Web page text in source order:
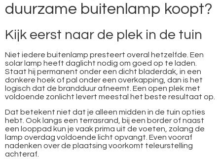
duurzame buitenlamp koopt?
Kijk eerst naar de plek in de tuin
Niet iedere buitenlamp presteert overal hetzelfde. Een
solar lamp heeft daglicht nodig om goed op te laden.
Staat hij permanent onder een dicht bladerdak, in een
donkere hoek of pal onder een overkapping, dan is het
logisch dat de brandduur afneemt. Een open plek met
voldoende zonlicht levert meestal het beste resultaat op.
Dat betekent niet dat je alleen midden in de tuin opties
hebt. Ook langs een terrasrand, bij een border of naast
een looppad kun je vaak prima uit de voeten, zolang de
lamp overdag voldoende licht opvangt. Even vooraf
nadenken over de plaatsing voorkomt teleurstelling
achteraf.